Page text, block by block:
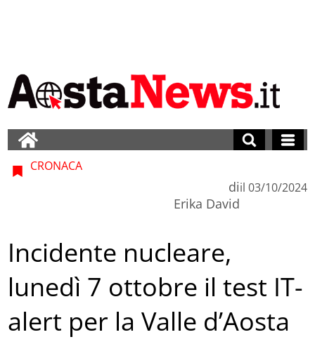
CRONACA
di
Erika David
il 03/10/2024
Incidente nucleare,
lunedì 7 ottobre il test IT-
alert per la Valle d’Aosta